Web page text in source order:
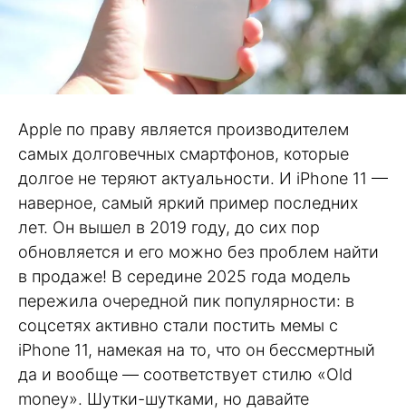
Apple по праву является производителем
самых долговечных смартфонов, которые
долгое не теряют актуальности. И iPhone 11 —
наверное, самый яркий пример последних
лет. Он вышел в 2019 году, до сих пор
обновляется и его можно без проблем найти
в продаже! В середине 2025 года модель
пережила очередной пик популярности: в
соцсетях активно стали постить мемы с
iPhone 11, намекая на то, что он бессмертный
да и вообще — соответствует стилю «Old
money». Шутки-шутками, но давайте